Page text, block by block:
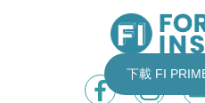
下載 FI